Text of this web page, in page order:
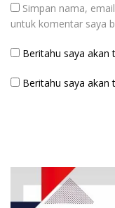
Simpan nama,
untuk komentar saya
Beritahu saya akan
Beritahu saya akan